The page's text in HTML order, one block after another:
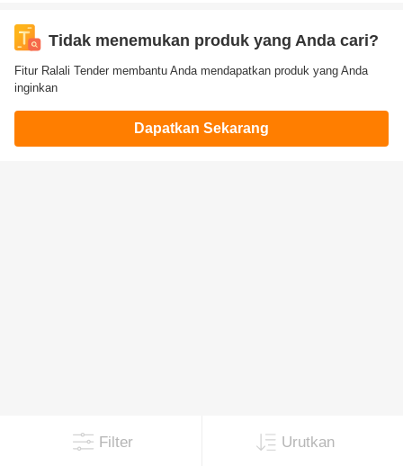
Tidak menemukan produk yang Anda cari?
Fitur Ralali Tender membantu Anda mendapatkan produk yang Anda
inginkan
Dapatkan Sekarang
Filter Urutkan